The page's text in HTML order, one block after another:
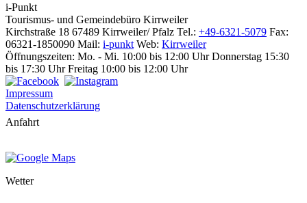
i-Punkt
Tourismus- und Gemeindebüro Kirrweiler
Kirchstraße 18 67489 Kirrweiler/ Pfalz Tel.: +49-6321-5079 Fax:
06321-1850090 Mail: i-punkt Web: Kirrweiler
Öffnungszeiten: Mo. - Mi. 10:00 bis 12:00 Uhr Donnerstag 15:30
bis 17:30 Uhr Freitag 10:00 bis 12:00 Uhr
Impressum
Datenschutzerklärung
Anfahrt
Wetter